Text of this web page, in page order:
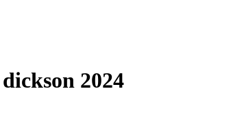
2024